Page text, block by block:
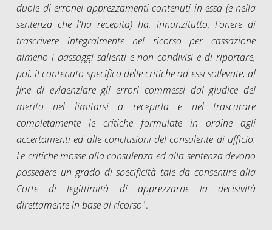
duole di erronei apprezzamenti contenuti in essa (e nella
sentenza che l'ha recepita) ha, innanzitutto, l'onere di
trascrivere integralmente nel ricorso per cassazione
almeno i passaggi salienti e non condivisi e di riportare,
poi, il contenuto specifico delle critiche ad essi sollevate, al
fine di evidenziare gli errori commessi dal giudice del
merito nel limitarsi a recepirla e nel trascurare
completamente le critiche formulate in ordine agli
accertamenti ed alle conclusioni del consulente di ufficio.
Le critiche mosse alla consulenza ed alla sentenza devono
possedere un grado di specificità tale da consentire alla
Corte di legittimità di apprezzarne la decisività
direttamente in base al ricorso".